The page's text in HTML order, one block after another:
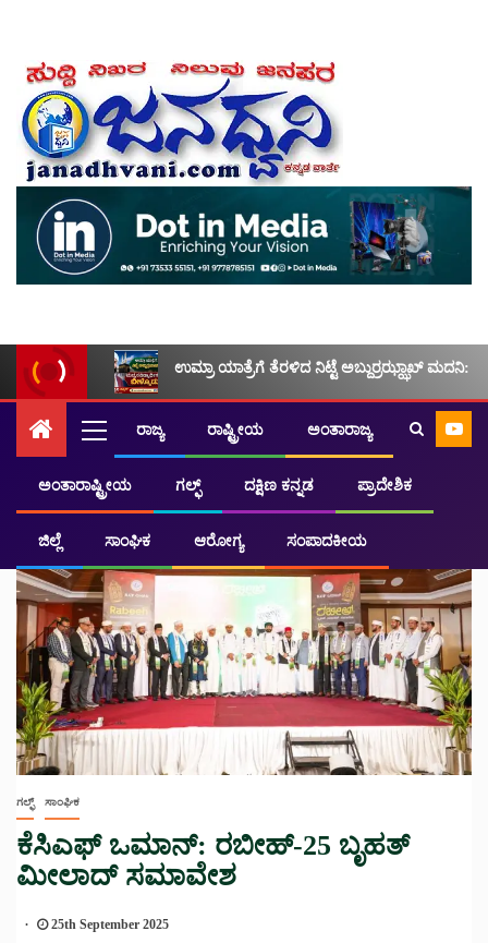
ಉಮ್ರಾ ಯಾತ್ರೆಗೆ ತೆರಳಿದ ನಿಟ್ಟೆ ಅಬ್ದುರ್ರಝ್ಝಾಖ್ ಮದನಿ:
ರಾಜ್ಯ ರಾಷ್ಟ್ರೀಯ ಅಂತಾರಾಜ್ಯ
ಅಂತಾರಾಷ್ಟ್ರೀಯ ಗಲ್ಫ್ ದಕ್ಷಿಣ ಕನ್ನಡ ಪ್ರಾದೇಶಿಕ
ಜಿಲ್ಲೆ ಸಾಂಘಿಕ ಆರೋಗ್ಯ ಸಂಪಾದಕೀಯ
ಗಲ್ಫ್ ಸಾಂಘಿಕ
ಕೆಸಿಎಫ್ ಒಮಾನ್: ರಬೀಹ್-25 ಬೃಹತ್
ಮೀಲಾದ್ ಸಮಾವೇಶ
25th September 2025